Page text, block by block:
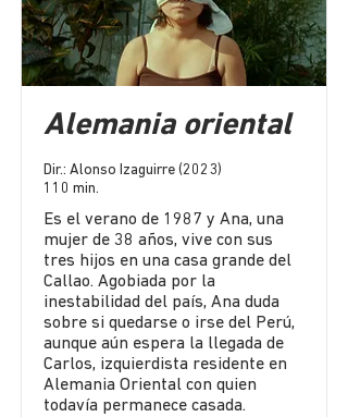
Alemania oriental
Dir.: Alonso Izaguirre (2023)
110 min.
Es el verano de 1987 y Ana, una
mujer de 38 años, vive con sus
tres hijos en una casa grande del
Callao. Agobiada por la
inestabilidad del país, Ana duda
sobre si quedarse o irse del Perú,
aunque aún espera la llegada de
Carlos, izquierdista residente en
Alemania Oriental con quien
todavía permanece casada.